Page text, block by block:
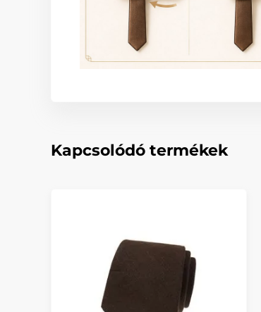
Kapcsolódó termékek